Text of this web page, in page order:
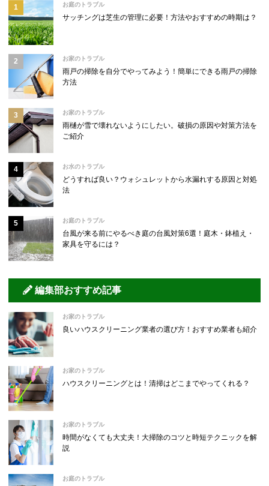
お庭のトラブル
サッチングは芝生の管理に必要！方法やおすすめの時期は？
お家のトラブル
雨戸の掃除を自分でやってみよう！簡単にできる雨戸の掃除
方法
お家のトラブル
雨樋が雪で壊れないようにしたい。破損の原因や対策方法を
ご紹介
お水のトラブル
どうすれば良い？ウォシュレットから水漏れする原因と対処
法
お庭のトラブル
台風が来る前にやるべき庭の台風対策6選！庭木・鉢植え・
家具を守るには？
編集部おすすめ記事
お家のトラブル
良いハウスクリーニング業者の選び方！おすすめ業者も紹介
お家のトラブル
ハウスクリーニングとは！清掃はどこまでやってくれる？
お家のトラブル
時間がなくても大丈夫！大掃除のコツと時短テクニックを解
説
お庭のトラブル